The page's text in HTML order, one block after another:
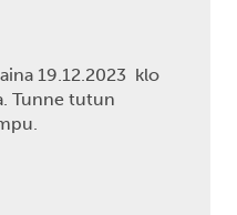
19.12.2023 klo
Tunne tutun